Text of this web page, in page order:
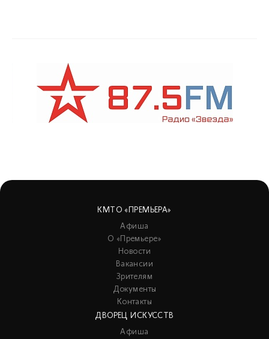
КМТО «ПРЕМЬЕРА»
Афиша
О «Премьере»
Новости
Вакансии
Зрителям
Документы
Контакты
ДВОРЕЦ ИСКУССТВ
Афиша